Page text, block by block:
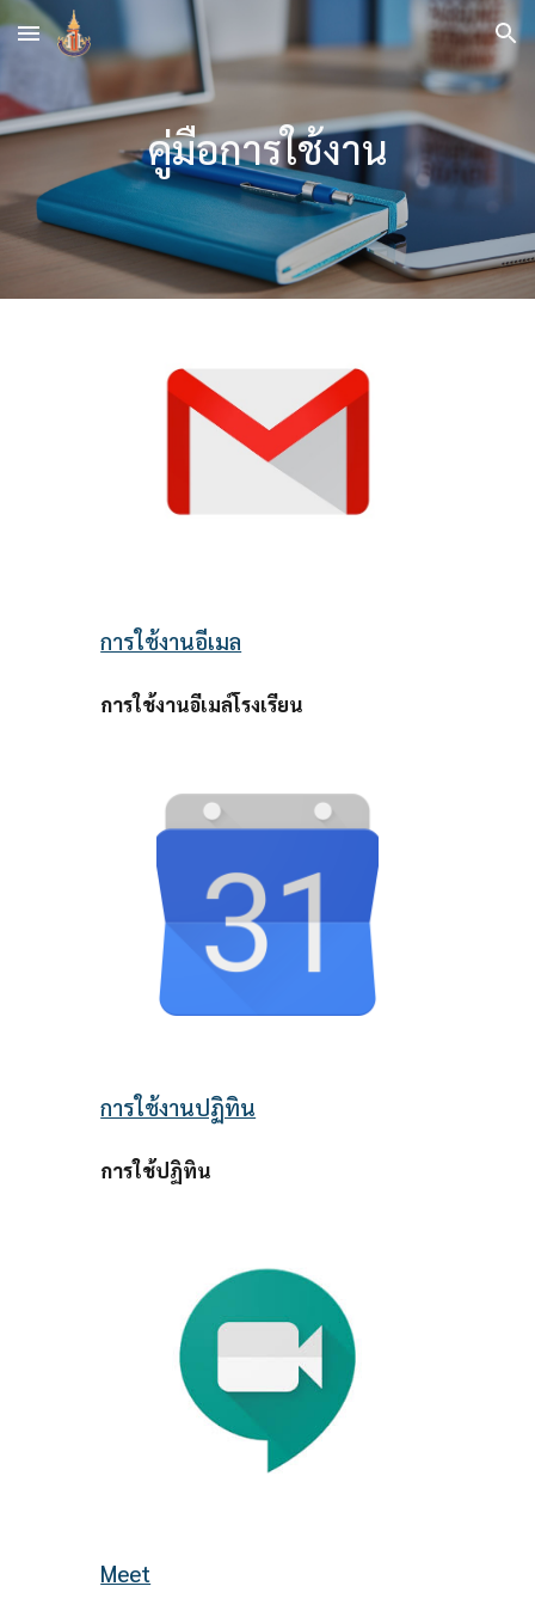
Skip to main content Skip to navigation
คู่มือการใช้งาน
การใช้งานอีเมล
การใช้งานอีเมล์โรงเรียน
การใช้งานปฏิทิน
การใช้ปฏิทิน
Meet